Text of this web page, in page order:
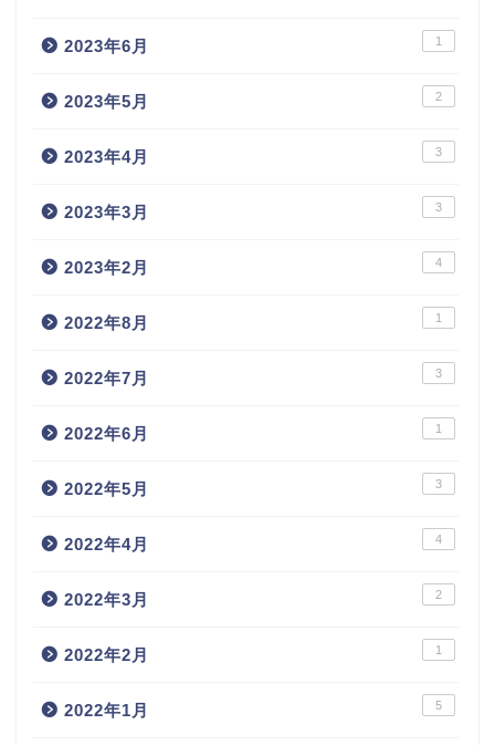
2023年6月 1
2023年5月 2
2023年4月 3
2023年3月 3
2023年2月 4
2022年8月 1
2022年7月 3
2022年6月 1
2022年5月 3
2022年4月 4
2022年3月 2
2022年2月 1
2022年1月 5